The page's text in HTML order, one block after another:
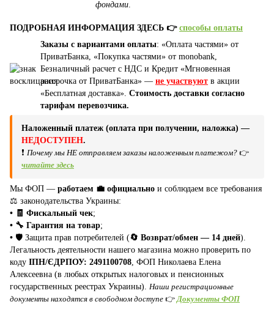
фондами
ПОДРОБНАЯ ИНФОРМАЦИЯ ЗДЕСЬ 👉 способы оплаты
Заказы с вариантами оплаты: «Оплата частями» от
ПриватБанка, «Покупка частями» от monobank,
Безналичный расчет с НДС и Кредит «Мгновенная
рассрочка от ПриватБанка» — не участвуют в акции
«Бесплатная доставка». Стоимость доставки согласно
тарифам перевозчика.
Наложенный платеж (оплата при получении, наложка) —
НЕДОСТУПЕН.
❗ Почему мы НЕ отправляем заказы наложенным платежом? 👉
читайте здесь
Мы ФОП — работаем 💼 официально и соблюдаем все требования
⚖️ законодательства Украины:
• 🧾 Фискальный чек;
• 🔧 Гарантия на товар;
• 🛡️ Защита прав потребителей (🔄 Возврат/обмен — 14 дней).
Легальность деятельности нашего магазина можно проверить по
коду ІПН/ЄДРПОУ: 2491100708 , ФОП Николаева Елена
Алексеевна (в любых открытых налоговых и пенсионных
государственных реестрах Украины). Наши регистрационные
документы находятся в свободном доступе 👉 Документы ФОП